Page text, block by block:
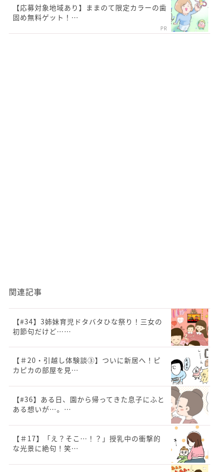
【応募対象地域あり】ままのて限定カラーの歯
固め無料ゲット！…
PR
関連記事
【#34】3姉妹育児ドタバタひな祭り！三女の
初節句だけど……
【＃20・引越し体験談③】ついに新居へ！ピ
カピカの部屋を見…
【#36】ある日、園から帰ってきた息子にふと
ある想いが…。…
【＃17】「え？そこ…！？」授乳中の衝撃的
な光景に絶句！笑…